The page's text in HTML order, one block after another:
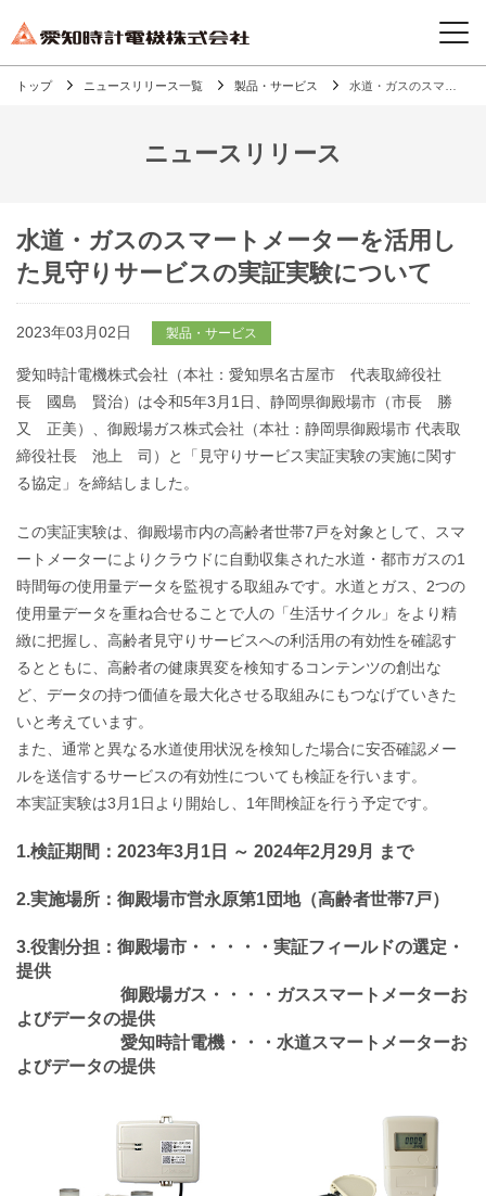
トップ ニュースリリース一覧 製品・サービス
ニュースリリース
水道・ガスのスマートメーターを活用し
た見守りサービスの実証実験について
2023年03月02日 製品・サービス
愛知時計電機株式会社（本社：愛知県名古屋市 代表取締役社
長 國島 賢治）は令和5年3月1日、静岡県御殿場市（市長 勝
又 正美）、御殿場ガス株式会社（本社：静岡県御殿場市 代表取
締役社長 池上 司）と「見守りサービス実証実験の実施に関す
る協定」を締結しました。
この実証実験は、御殿場市内の高齢者世帯7戸を対象として、スマ
ートメーターによりクラウドに自動収集された水道・都市ガスの1
時間毎の使用量データを監視する取組みです。水道とガス、2つの
使用量データを重ね合せることで人の「生活サイクル」をより精
緻に把握し、高齢者見守りサービスへの利活用の有効性を確認す
るとともに、高齢者の健康異変を検知するコンテンツの創出な
ど、データの持つ価値を最大化させる取組みにもつなげていきた
いと考えています。
また、通常と異なる水道使用状況を検知した場合に安否確認メー
ルを送信するサービスの有効性についても検証を行います。
本実証実験は3月1日より開始し、1年間検証を行う予定です。
1.検証期間：2023年3月1日 ～ 2024年2月29月 まで
2.実施場所：御殿場市営永原第1団地（高齢者世帯7戸）
3.役割分担：御殿場市・・・・・実証フィールドの選定・
提供
御殿場ガス・・・・ガススマートメーターお
よびデータの提供
愛知時計電機・・・水道スマートメーターお
よびデータの提供